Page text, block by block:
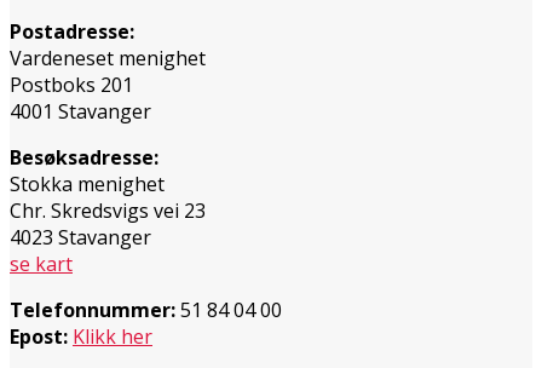
Postadresse:
Vardeneset menighet
Postboks 201
4001 Stavanger
Besøksadresse:
Stokka menighet
Chr. Skredsvigs vei 23
4023 Stavanger
se kart
Telefonnummer:51 84 04 00
Epost: Klikk her